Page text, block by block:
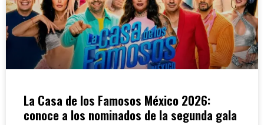
La Casa de los Famosos México 2026:
conoce a los nominados de la segunda gala